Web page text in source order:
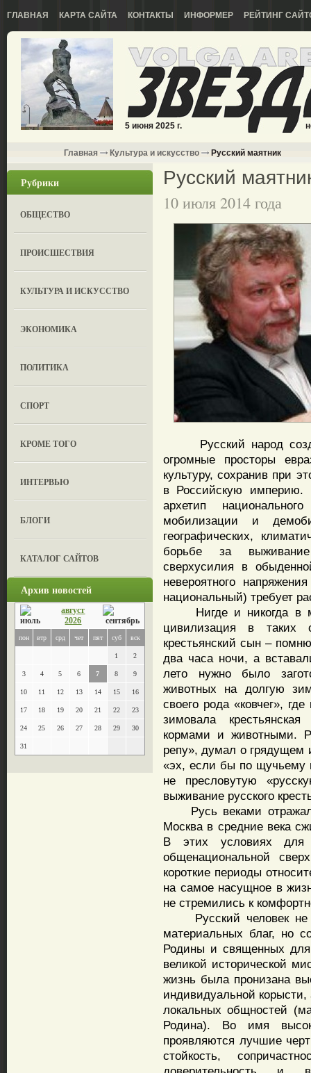
ГЛАВНАЯ КАРТА САЙТА КОНТАКТЫ ИНФОРМЕР РЕЙТИНГ
5 июня 2025 г.
Главная Культура и искусство Русский маятник
Рубрики
ОБЩЕСТВО
ПРОИСШЕСТВИЯ
КУЛЬТУРА И ИСКУССТВО
ЭКОНОМИКА
ПОЛИТИКА
СПОРТ
КРОМЕ ТОГО
ИНТЕРВЬЮ
БЛОГИ
КАТАЛОГ САЙТОВ
Архив новостей
август
2026
пон втр срд чет пят суб вск
1 2
3 4 5 6 7 8 9
10 11 12 13 14 15 16
17 18 19 20 21 22 23
24 25 26 27 28 29 30
31
Русский
10 июля 2014 года
Русский народ
огромные просторы
культуру, сохранив при
в Российскую
архетип
мобилизации и
географических,
борьбе за
сверхусилия в
невероятного
национальный) требует
Нигде и никогда в
цивилизация в таких
крестьянский сын –
два часа ночи, а
лето нужно было
животных на долгую
своего рода «ковчег»,
зимовала
кормами и животными.
репу», думал о грядущем
«эх, если бы по щучьему
не пресловутую
выживание русского
Русь веками
Москва в средние века
В этих условиях для
общенациональной
короткие периоды
на самое насущное в
не стремились к
Русский человек не
материальных благ, но
Родины и священных
великой исторической
жизнь была пронизана
индивидуальной
локальных общностей
Родина). Во имя
проявляются лучшие
стойкость,